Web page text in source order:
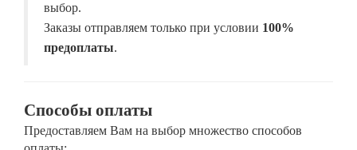
выбор.
Заказы отправляем только при условии 100%
предоплаты.
Способы оплаты
Предоставляем Вам на выбор множество способов